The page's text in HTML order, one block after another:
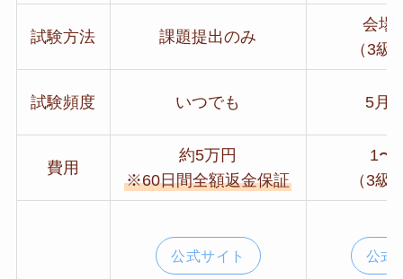
試験方法 課題提出のみ
会場
（3級
試験頻度 いつでも 5月
費用
約5万円
※60日間全額返金保証
1〜
（3級
公式サイト 公式